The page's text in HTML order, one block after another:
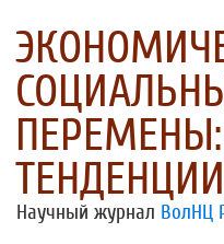
Научный журнал ВолНЦ